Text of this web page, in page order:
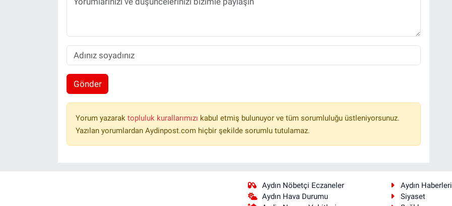
Gönder
Yorum yazarak topluluk kurallarımızı kabul etmiş bulunuyor ve tüm sorumluluğu üstleniyorsunuz.
Yazılan yorumlardan Aydinpost.com hiçbir şekilde sorumlu tutulamaz.
Aydın Nöbetçi Eczaneler
Aydın Hava Durumu
Aydın Haberleri
Siyaset